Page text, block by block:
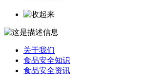
关于我们
食品安全知识
食品安全资讯